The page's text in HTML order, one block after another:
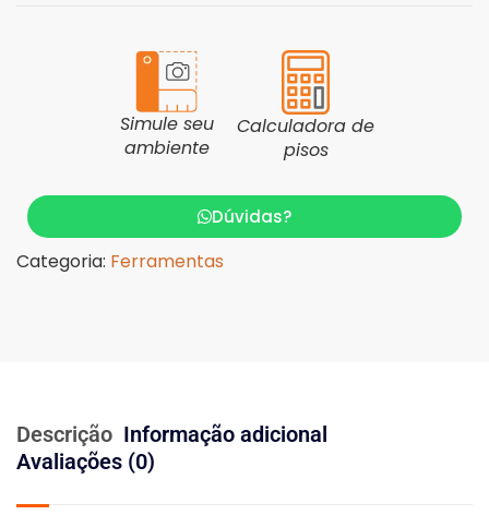
Simule seu
ambiente
Calculadora de
pisos
Dúvidas?
Categoria: Ferramentas
Descrição Informação adicional
Avaliações (0)